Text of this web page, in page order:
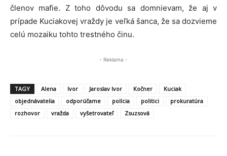
členov mafie. Z toho dôvodu sa domnievam, že aj v
prípade Kuciakovej vraždy je veľká šanca, že sa dozvieme
celú mozaiku tohto trestného činu.
- Reklama -
TAGY Alena Ivor Jaroslav Ivor Kočner
Kuciak
objednávatelia
odporúčame polícia politici
prokuratúra
rozhovor
vražda vyšetrovateľ Zsuzsová